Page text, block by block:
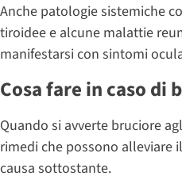
Anche patologie sistemiche
tiroidee e alcune malattie
manifestarsi con sintomi
Cosa fare in caso di
Quando si avverte bruciore
rimedi che possono alleviare
causa sottostante.